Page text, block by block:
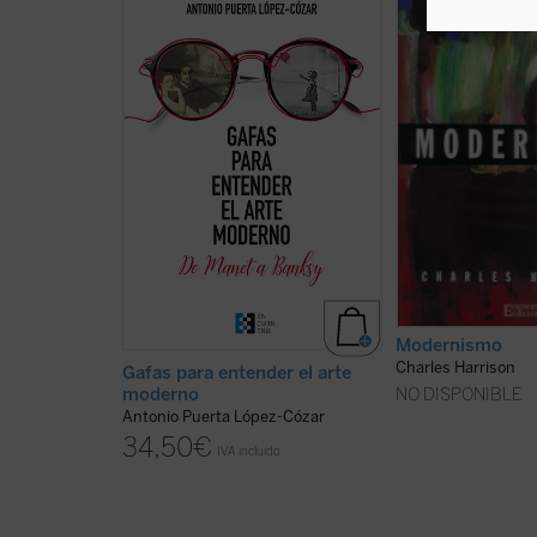
Se comprende que a menudo los
espectadores se pregunten: ¿no
es esto una tomadura de pelo?
Este libro se abre, con estilo
informativo y ameno, tanto al
amante como al detractor del
llamado «arte después del arte»,
para mostrar el contexto, advertir
Gafas para entender el arte
moderno
Antonio Puerta López-Cózar
34,50€ IVA incluido
alrededor de los
girar el mundo
cultura. Pero,
modernismo? El
generalmente se
expresar una
progreso y un
Modernismo
Charles Harrison
NO DISPONIBLE